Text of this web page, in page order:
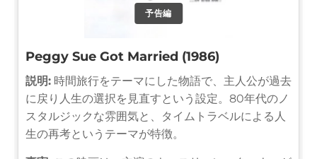
予告編
Peggy Sue Got Married (1986)
説明: 時間旅行をテーマにした物語で、主人公が過去
に戻り人生の選択を見直すという設定。80年代のノ
スタルジックな雰囲気と、タイムトラベルによる人
生の再考というテーマが特徴。